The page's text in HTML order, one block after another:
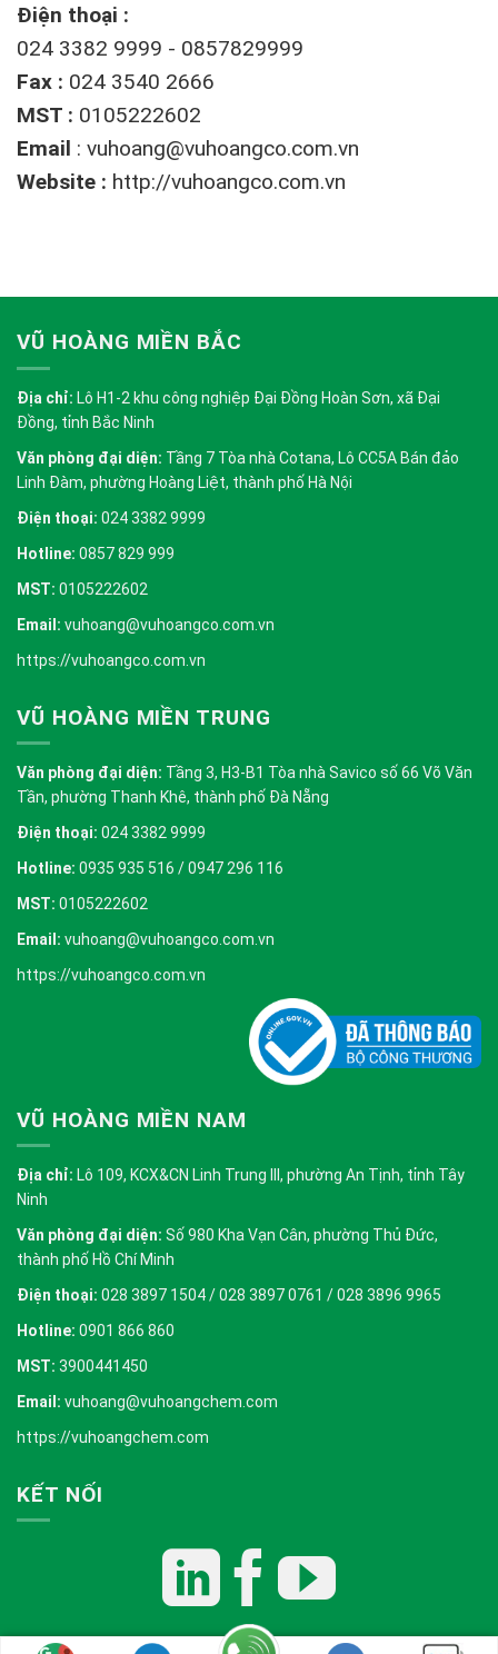
Điện thoại :
024 3382 9999 - 0857829999
Fax : 024 3540 2666
MST : 0105222602
Email : vuhoang@vuhoangco.com.vn
Website : http://vuhoangco.com.vn
VŨ HOÀNG MIỀN BẮC
Địa chỉ: Lô H1-2 khu công nghiệp Đại Đồng Hoàn Sơn, xã Đại
Đồng, tỉnh Bắc Ninh
Văn phòng đại diện: Tầng 7 Tòa nhà Cotana, Lô CC5A Bán đảo
Linh Đàm, phường Hoàng Liệt, thành phố Hà Nội
Điện thoại: 024 3382 9999
Hotline: 0857 829 999
MST: 0105222602
Email: vuhoang@vuhoangco.com.vn
https://vuhoangco.com.vn
VŨ HOÀNG MIỀN TRUNG
Văn phòng đại diện: Tầng 3, H3-B1 Tòa nhà Savico số 66 Võ Văn
Tần, phường Thanh Khê, thành phố Đà Nẵng
Điện thoại: 024 3382 9999
Hotline: 0935 935 516 / 0947 296 116
MST: 0105222602
Email: vuhoang@vuhoangco.com.vn
https://vuhoangco.com.vn
VŨ HOÀNG MIỀN NAM
Địa chỉ: Lô 109, KCX&CN Linh Trung III, phường An Tịnh, tỉnh Tây
Ninh
Văn phòng đại diện: Số 980 Kha Vạn Cân, phường Thủ Đức,
thành phố Hồ Chí Minh
Điện thoại: 028 3897 1504 / 028 3897 0761 / 028 3896 9965
Hotline: 0901 866 860
MST: 3900441450
Email: vuhoang@vuhoangchem.com
https://vuhoangchem.com
KẾT NỐI